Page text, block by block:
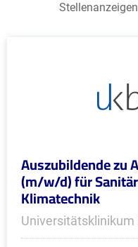
Auszubildende zu
(m/w/d) für
Klimatechnik
Universitätsklinikum